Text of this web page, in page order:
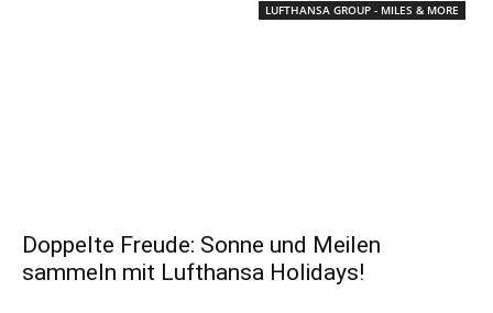
LUFTHANSA GROUP - MILES & MORE
Doppelte Freude: Sonne und Meilen
sammeln mit Lufthansa Holidays!